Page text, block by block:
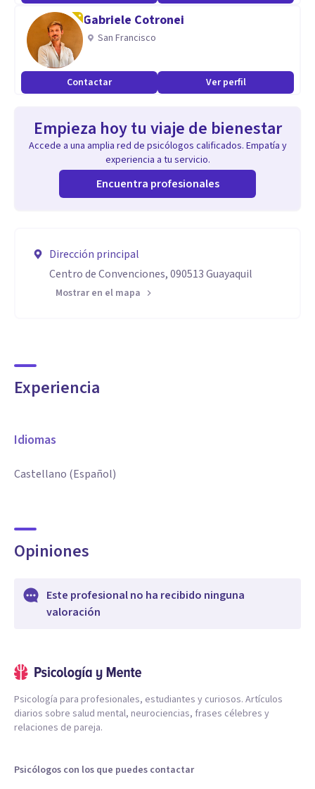
Gabriele Cotronei
San Francisco
Contactar Ver perfil
Empieza hoy tu viaje de bienestar
Accede a una amplia red de psicólogos calificados. Empatía y
experiencia a tu servicio.
Encuentra profesionales
Dirección principal
Centro de Convenciones, 090513 Guayaquil
Mostrar en el mapa
Experiencia
Idiomas
Castellano (Español)
Opiniones
Este profesional no ha recibido ninguna
valoración
Psicología para profesionales, estudiantes y curiosos. Artículos
diarios sobre salud mental, neurociencias, frases célebres y
relaciones de pareja.
Psicólogos con los que puedes contactar